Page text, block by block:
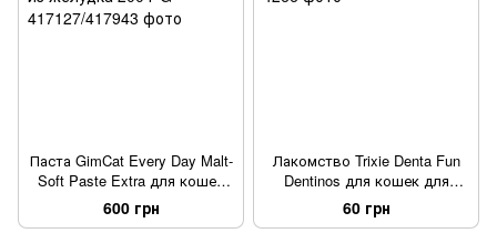
Паста GimCat Every Day Malt-
Soft Paste Extra для кошек
для вывода шерсти из
желудка 200 г
600 грн
Лакомство Trixie Denta Fun
Dentinos для кошек для
здоровья зубов 50 г
60 грн